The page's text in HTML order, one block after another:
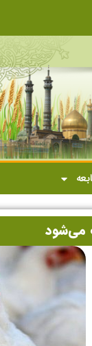
می‌شود